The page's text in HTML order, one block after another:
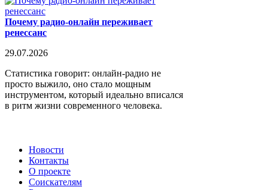
Почему радио-онлайн переживает
ренессанс
29.07.2026
Статистика говорит: онлайн-радио не
просто выжило, оно стало мощным
инструментом, который идеально вписался
в ритм жизни современного человека.
Новости
Контакты
О проекте
Соискателям